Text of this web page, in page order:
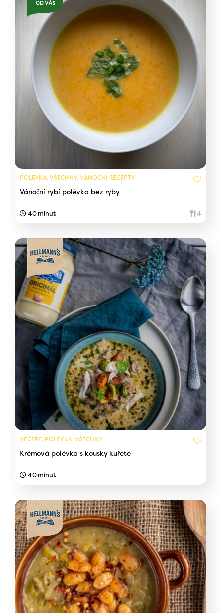
POLÉVKA, VŠECHNY, VÁNOČNÍ RECEPTY
Vánoční rybí polévka bez ryby
40 minut 4
VEČEŘE, POLÉVKA, VŠECHNY
Krémová polévka s kousky kuřete
40 minut